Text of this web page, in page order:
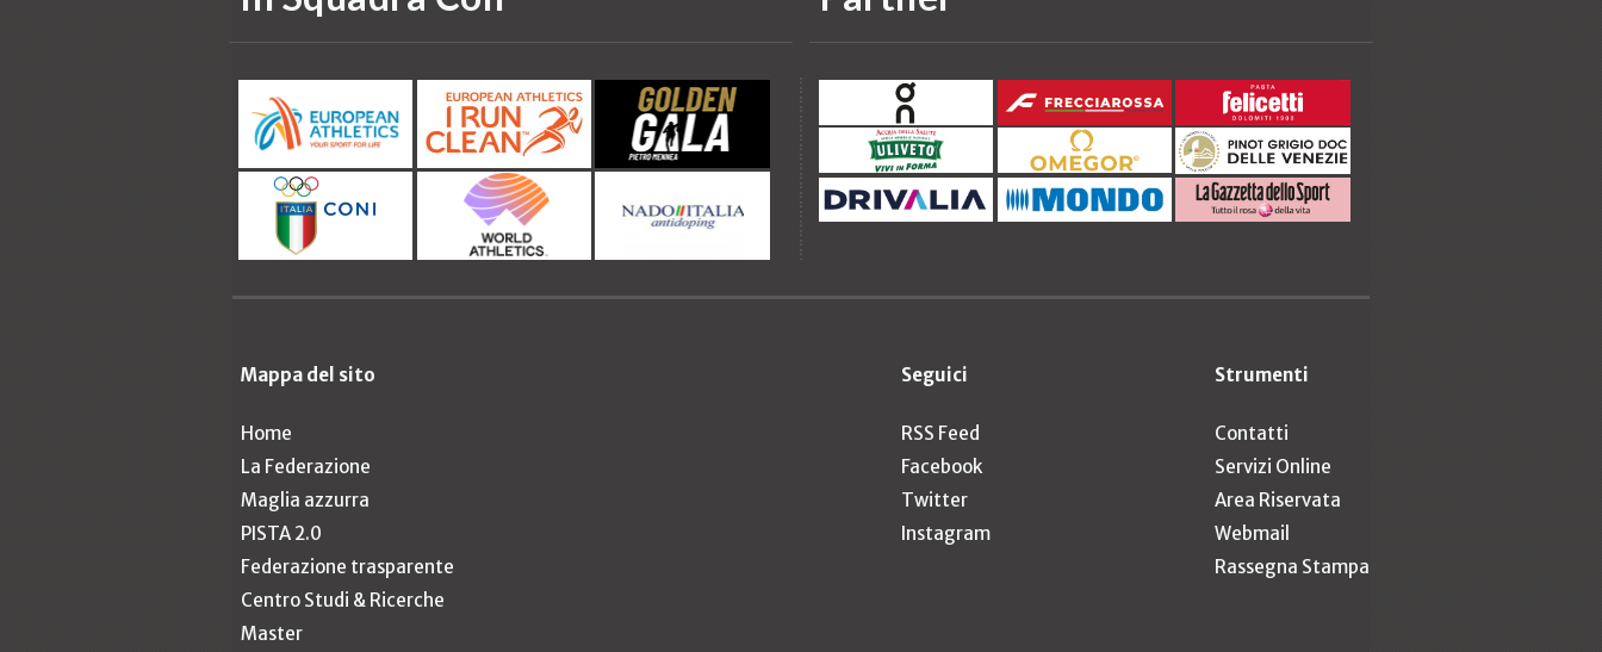
Mappa del sito
Home
La Federazione
Maglia azzurra
PISTA 2.0
Federazione trasparente
Centro Studi & Ricerche
Master
Seguici
RSS Feed
Facebook
Twitter
Instagram
Strumenti
Contatti
Servizi Online
Area Riservata
Webmail
Rassegna Stampa